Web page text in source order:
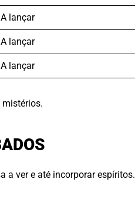
A lançar
A lançar
A lançar
a ver e até incorporar espíritos.